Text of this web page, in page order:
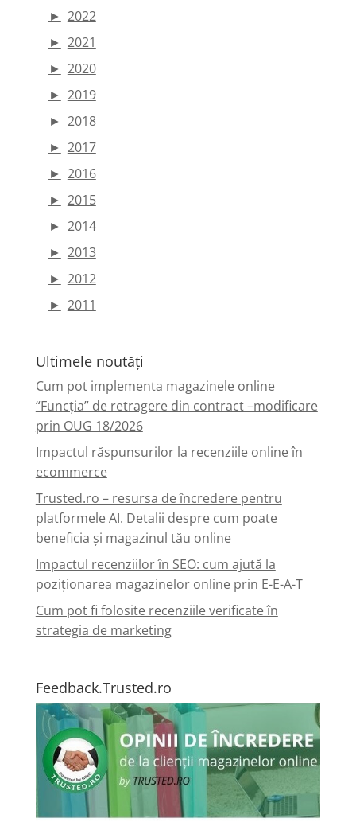
► 2022
► 2021
► 2020
► 2019
► 2018
► 2017
► 2016
► 2015
► 2014
► 2013
► 2012
► 2011
Ultimele noutăți
Cum pot implementa magazinele online
“Funcția” de retragere din contract –modificare
prin OUG 18/2026
Impactul răspunsurilor la recenziile online în
ecommerce
Trusted.ro – resursa de încredere pentru
platformele AI. Detalii despre cum poate
beneficia și magazinul tău online
Impactul recenziilor în SEO: cum ajută la
poziționarea magazinelor online prin E-E-A-T
Cum pot fi folosite recenziile verificate în
strategia de marketing
Feedback.Trusted.ro